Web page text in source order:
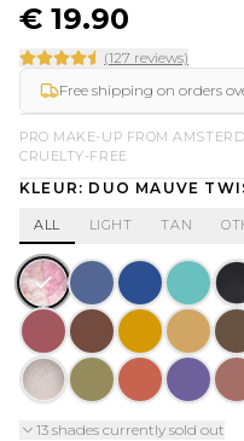
€ 19.90
(127 reviews)
Free shipping on orders
PRO MAKE-UP FROM
CRUELTY-FREE
KLEUR : DUO MAUVE
ALL LIGHT TAN
13 shades currently sold out